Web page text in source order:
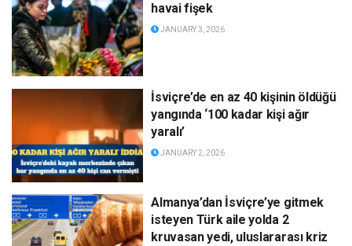
havai fişek
JANUARY 3, 2026
İsviçre’de en az 40 kişinin öldüğü
yangında ‘100 kadar kişi ağır
yaralı’
JANUARY 2, 2026
Almanya’dan İsviçre’ye gitmek
isteyen Türk aile yolda 2
kruvasan yedi, uluslararası kriz